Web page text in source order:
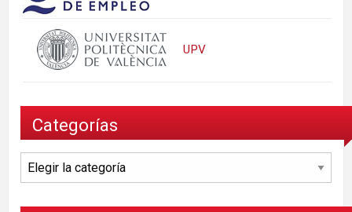
UPV
Categorías
Categorías